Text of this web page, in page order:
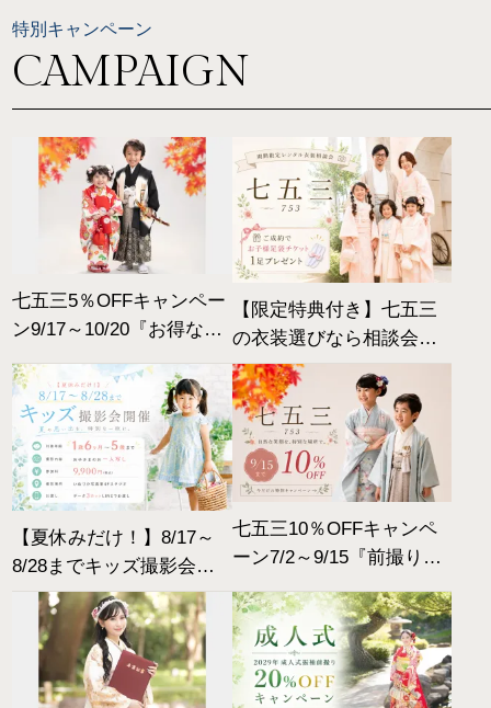
特別キャンペーン
CAMPAIGN
七五三5％OFFキャンペー
ン9/17～10/20『お得なの
【限定特典付き】七五三
の衣装選びなら相談会へ
♡お気に入りを見つけよ
う
【夏休みだけ！】8/17～
8/28までキッズ撮影会開
七五三10％OFFキャンペ
ーン7/2～9/15『前撮りは